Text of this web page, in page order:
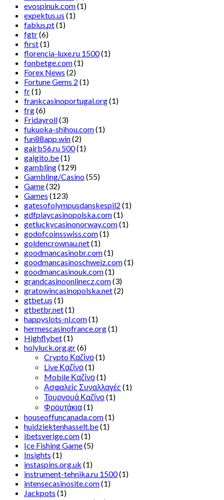
evospinuk.com(1)
expektus.us (1)
fabius.pt(1)
fgtr(6)
first(1)
florencia-luxe.ru 1500(1)
fonbetge.com(1)
Forex News (2)
Fortune Gems 2 (1)
fr(1)
frankcasinoportugal.org(1)
frg(6)
Fridayroll(3)
fukuoka-shihou.com(1)
fun88app.win(2)
gairb56.ru 500(1)
galgito.be(1)
gambling(129)
Gambling/Casino(55)
Game(32)
Games (123)
gatesofolympusdanskespil2 (1)
gdfplaycasinopolska.com(1)
getluckycasinonorway.com(1)
godofcoinsswiss.com(1)
goldencrownau.net(1)
goodmancasinobr.com(1)
goodmancasinoschweiz.com(1)
goodmancasinouk.com(1)
grandcasinoonlinecz.com(3)
gratowincasinopolska.net(2)
gtbet.us (1)
gtbetbr.net(1)
happyslots-nl.com(1)
hermescasinofrance.org(1)
Highflybet(1)
holyluck.org.gr(6)
Crypto Καζίνο(1)
Live Καζίνο(1)
Mobile Καζίνο(1)
Ασφαλείς Συναλλαγές (1)
Τουρνουά Καζίνο(1)
Φρουτάκια(1)
houseoffuncanada.com(1)
huidziektenhasselt.be(1)
ibetsverige.com(1)
Ice Fishing Game(5)
Insights (1)
instaspins.org.uk (1)
instrument-tehnika.ru 1500(1)
intensecasinosite.com(1)
Jackpots (1)